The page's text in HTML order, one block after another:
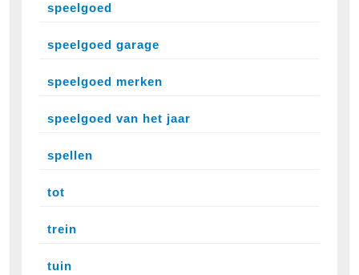
speelgoed
speelgoed garage
speelgoed merken
speelgoed van het jaar
spellen
tot
trein
tuin